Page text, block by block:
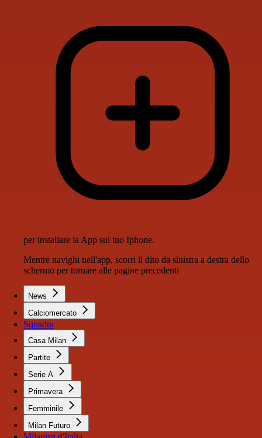
per installare la App sul tuo Iphone.
Mentre navighi nell'app, scorri il dito da sinistra a destra dello
schermo per tornare alle pagine precedenti
News
Calciomercato
Squadra
Casa Milan
Partite
Serie A
Primavera
Femminile
Milan Futuro